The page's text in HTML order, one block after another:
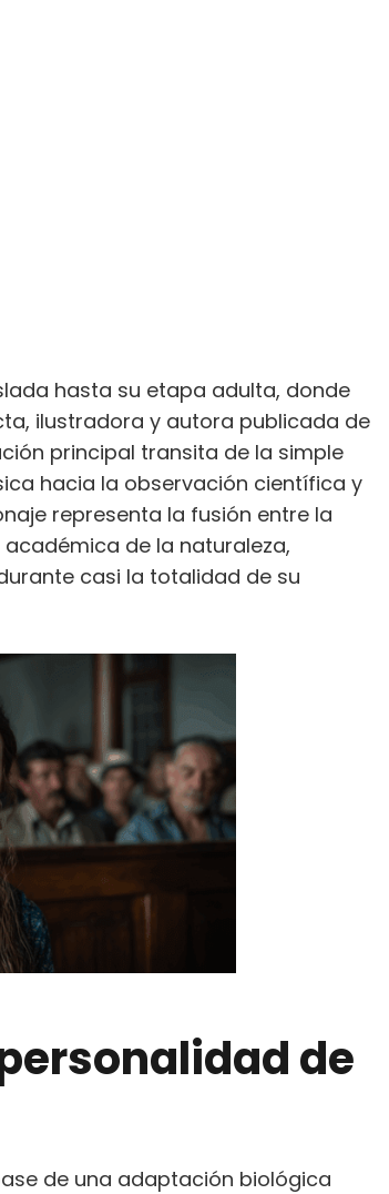
hasta su etapa adulta, donde
ilustradora y autora publicada de
principal transita de la simple
hacia la observación científica y
representa la fusión entre la
de la naturaleza,
casi la totalidad de su
de
de una adaptación biológica